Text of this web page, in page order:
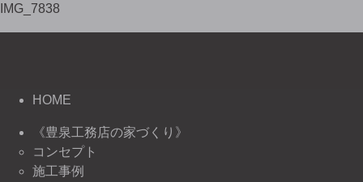
IMG_7838
HOME
《豊泉工務店の家づくり》
コンセプト
施工事例